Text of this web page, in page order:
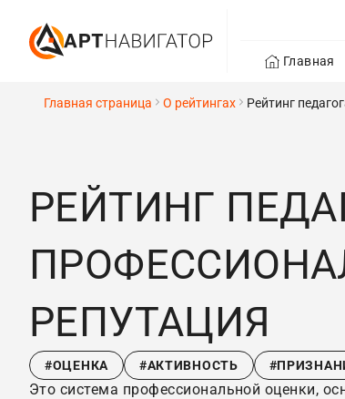
Главная
Главная страница О рейтингах Рейтинг
РЕЙТИНГ
РЕПУТАЦИЯ
#ОЦЕНКА #АКТИВНОСТЬ
Это система профессиональной оценки,